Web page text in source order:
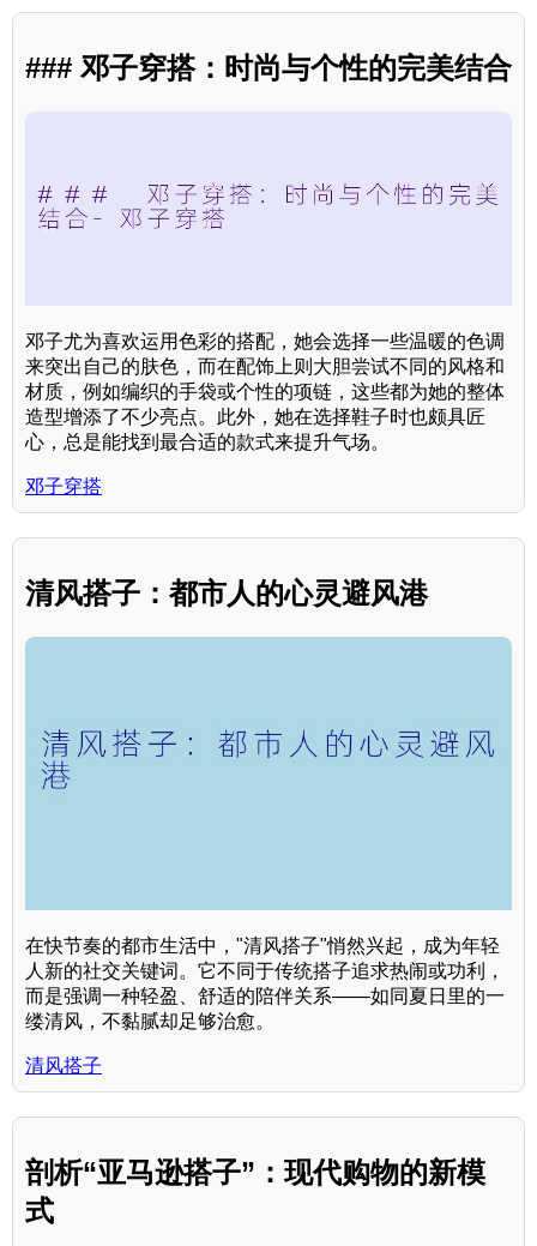
### 邓子穿搭：时尚与个性的完美结合
邓子尤为喜欢运用色彩的搭配，她会选择一些温暖的色调
来突出自己的肤色，而在配饰上则大胆尝试不同的风格和
材质，例如编织的手袋或个性的项链，这些都为她的整体
造型增添了不少亮点。此外，她在选择鞋子时也颇具匠
心，总是能找到最合适的款式来提升气场。
邓子穿搭
清风搭子：都市人的心灵避风港
在快节奏的都市生活中，"清风搭子"悄然兴起，成为年轻
人新的社交关键词。它不同于传统搭子追求热闹或功利，
而是强调一种轻盈、舒适的陪伴关系——如同夏日里的一
缕清风，不黏腻却足够治愈。
清风搭子
剖析“亚马逊搭子”：现代购物的新模
式